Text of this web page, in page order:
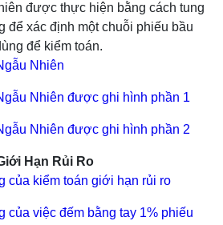
được thực hiện bằng cách tung
để xác định một chuỗi phiếu bầu
để kiểm toán.
Nhiên
Nhiên được ghi hình phần 1
Nhiên được ghi hình phần 2
Hạn Rủi Ro
của kiểm toán giới hạn rủi ro
của việc đếm bằng tay 1% phiếu